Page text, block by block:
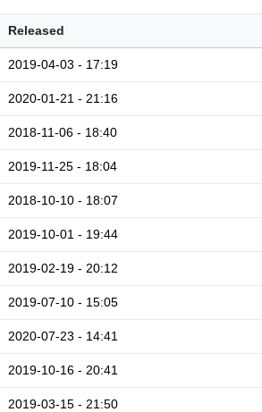
Released
2019-04-03 - 17:19
2020-01-21 - 21:16
2018-11-06 - 18:40
2019-11-25 - 18:04
2018-10-10 - 18:07
2019-10-01 - 19:44
2019-02-19 - 20:12
2019-07-10 - 15:05
2020-07-23 - 14:41
2019-10-16 - 20:41
2019-03-15 - 21:50